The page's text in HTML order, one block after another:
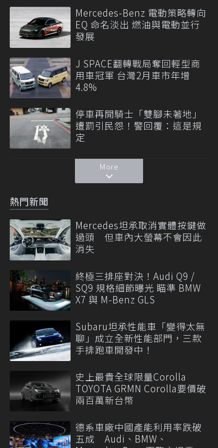
Mercedes-Benz 電動策略轉向
EQ 命名淡出 燃油與電動並行
發展
J SPACE翻轉戰局奪回輕型商
用車冠軍 台灣2月車市年增
4.8%
停車再開騎士「雙腳未著地」
遭罰引民怨！警回覆：這是規
定
More
熱門新聞
Mercedes坦承取消實體按鍵做
過頭 但車內大螢幕不會因此
消失
終極三排座對決！Audi Q9 /
SQ9 規格細節曝光 瞄準 BMW
X7 與 M-Benz GLS
Subaru坦承性能車「變得太無
聊」成立全新性能部門，三款
手排跑車開發中！
史上最貴全球限量Corolla
TOYOTA GRMN Corolla要價破
兩百萬新台幣
德系車廠中國產能利用率跌破
五成 Audi、BMW、